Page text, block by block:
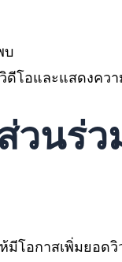
บ
ดีโอและแสดงคว
วนร่ว
มีโอกาสเพิ่มยอด